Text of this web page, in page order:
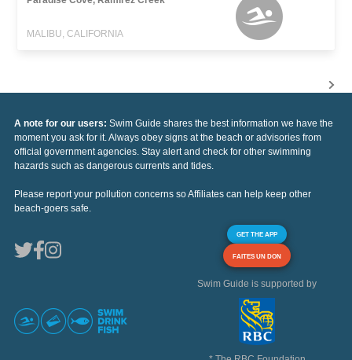
MALIBU, CALIFORNIA
A note for our users: Swim Guide shares the best information we have the
moment you ask for it. Always obey signs at the beach or advisories from
official government agencies. Stay alert and check for other swimming
hazards such as dangerous currents and tides.
Please report your pollution concerns so Affiliates can help keep other
beach-goers safe.
GET THE APP
FAITES UN DON
Swim Guide is supported by